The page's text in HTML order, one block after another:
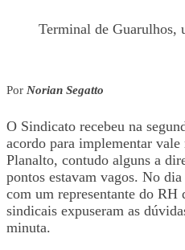
Terminal de Guarulhos,
Por Norian Segatto
O Sindicato recebeu na
acordo para implementar
Planalto, contudo alguns a
pontos estavam vagos. No
com um representante do RH
sindicais expuseram as
minuta.